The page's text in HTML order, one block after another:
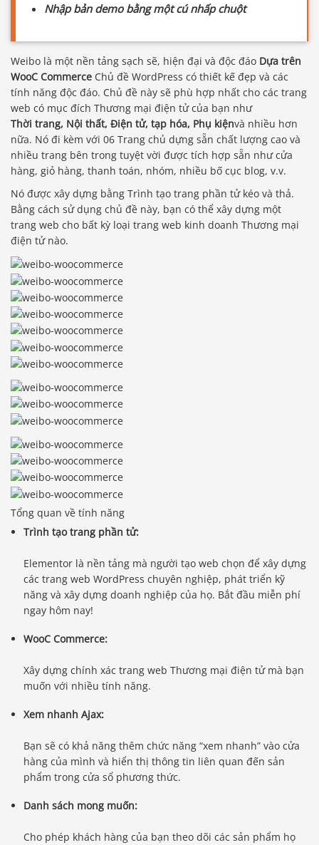
Nhập bản demo bằng một cú nhấp chuột
Weibo là một nền tảng sạch sẽ, hiện đại và độc đáo Dựa trên
WooC Commerce Chủ đề WordPress có thiết kế đẹp và các
tính năng độc đáo. Chủ đề này sẽ phù hợp nhất cho các trang
web có mục đích Thương mại điện tử của bạn như
Thời trang, Nội thất, Điện tử, tạp hóa, Phụ kiệnvà nhiều hơn
nữa. Nó đi kèm với 06 Trang chủ dựng sẵn chất lượng cao và
nhiều trang bên trong tuyệt vời được tích hợp sẵn như cửa
hàng, giỏ hàng, thanh toán, nhóm, nhiều bố cục blog, v.v.
Nó được xây dựng bằng Trình tạo trang phần tử kéo và thả.
Bằng cách sử dụng chủ đề này, bạn có thể xây dựng một
trang web cho bất kỳ loại trang web kinh doanh Thương mại
điện tử nào.
Tổng quan về tính năng
Trình tạo trang phần tử:
Elementor là nền tảng mà người tạo web chọn để xây dựng
các trang web WordPress chuyên nghiệp, phát triển kỹ
năng và xây dựng doanh nghiệp của họ. Bắt đầu miễn phí
ngay hôm nay!
WooC Commerce:
Xây dựng chính xác trang web Thương mại điện tử mà bạn
muốn với nhiều tính năng.
Xem nhanh Ajax:
Bạn sẽ có khả năng thêm chức năng “xem nhanh” vào cửa
hàng của mình và hiển thị thông tin liên quan đến sản
phẩm trong cửa sổ phương thức.
Danh sách mong muốn:
Cho phép khách hàng của bạn theo dõi các sản phẩm họ